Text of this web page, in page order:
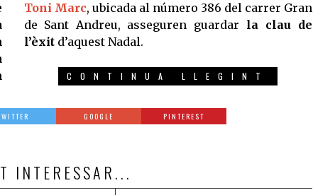
Toni Marc, ubicada al número 386 del carrer Gran
de Sant Andreu, asseguren guardar la clau de
l’èxitd’aquest Nadal.
CONTINUA LLEGINT
GOOGLE PINTEREST
INTERESSAR...